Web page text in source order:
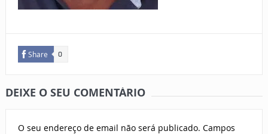
Share 0
DEIXE O SEU COMENTÁRIO
O seu endereço de email não será publicado. Campos